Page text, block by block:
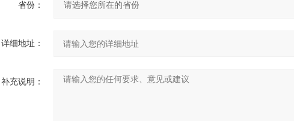
省份：
详细地址：
补充说明：